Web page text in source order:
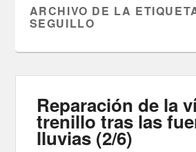
ARCHIVO DE LA
SEGUILLO
Reparación de la
trenillo tras las
lluvias (2/6)